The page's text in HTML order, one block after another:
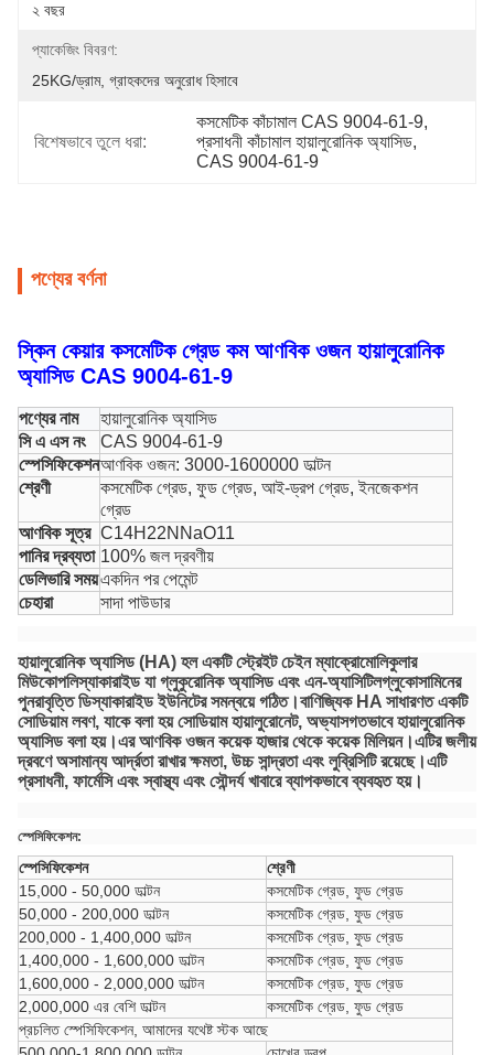
২ বছর
প্যাকেজিং বিবরণ:
25KG/ড্রাম, গ্রাহকদের অনুরোধ হিসাবে
বিশেষভাবে তুলে ধরা:
কসমেটিক কাঁচামাল CAS 9004-61-9,
প্রসাধনী কাঁচামাল হায়ালুরোনিক অ্যাসিড,
CAS 9004-61-9
পণ্যের বর্ণনা
স্কিন কেয়ার কসমেটিক গ্রেড কম আণবিক ওজন হায়ালুরোনিক
অ্যাসিড CAS 9004-61-9
পণ্যের নাম
হায়ালুরোনিক অ্যাসিড
সি এ এস নং
CAS 9004-61-9
স্পেসিফিকেশনআণবিক ওজন: 3000-1600000 ডাল্টন
শ্রেণী
কসমেটিক গ্রেড, ফুড গ্রেড, আই-ড্রপ গ্রেড, ইনজেকশন
গ্রেড
আণবিক সূত্র C14H22NNaO11
পানির দ্রব্যতা 100% জল দ্রবণীয়
ডেলিভারি সময়একদিন পর পেমেন্ট
চেহারা
সাদা পাউডার
হায়ালুরোনিক অ্যাসিড (HA) হল একটি স্ট্রেইট চেইন ম্যাক্রোমোলিকুলার
মিউকোপলিস্যাকারাইড যা গ্লুকুরোনিক অ্যাসিড এবং এন-অ্যাসিটিলগ্লুকোসামিনের
পুনরাবৃত্তি ডিস্যাকারাইড ইউনিটের সমন্বয়ে গঠিত।বাণিজ্যিক HA সাধারণত একটি
সোডিয়াম লবণ, যাকে বলা হয় সোডিয়াম হায়ালুরোনেট, অভ্যাসগতভাবে হায়ালুরোনিক
অ্যাসিড বলা হয়।এর আণবিক ওজন কয়েক হাজার থেকে কয়েক মিলিয়ন।এটির জলীয়
দ্রবণে অসামান্য আর্দ্রতা রাখার ক্ষমতা, উচ্চ সান্দ্রতা এবং লুব্রিসিটি রয়েছে।এটি
প্রসাধনী, ফার্মেসি এবং স্বাস্থ্য এবং সৌন্দর্য খাবারে ব্যাপকভাবে ব্যবহৃত হয়।
স্পেসিফিকেশন:
স্পেসিফিকেশন
শ্রেণী
15,000 - 50,000 ডাল্টন
কসমেটিক গ্রেড, ফুড গ্রেড
50,000 - 200,000 ডাল্টন
কসমেটিক গ্রেড, ফুড গ্রেড
200,000 - 1,400,000 ডাল্টন
কসমেটিক গ্রেড, ফুড গ্রেড
1,400,000 - 1,600,000 ডাল্টন
কসমেটিক গ্রেড, ফুড গ্রেড
1,600,000 - 2,000,000 ডাল্টন
কসমেটিক গ্রেড, ফুড গ্রেড
2,000,000 এর বেশি ডাল্টন
কসমেটিক গ্রেড, ফুড গ্রেড
প্রচলিত স্পেসিফিকেশন, আমাদের যথেষ্ট স্টক আছে